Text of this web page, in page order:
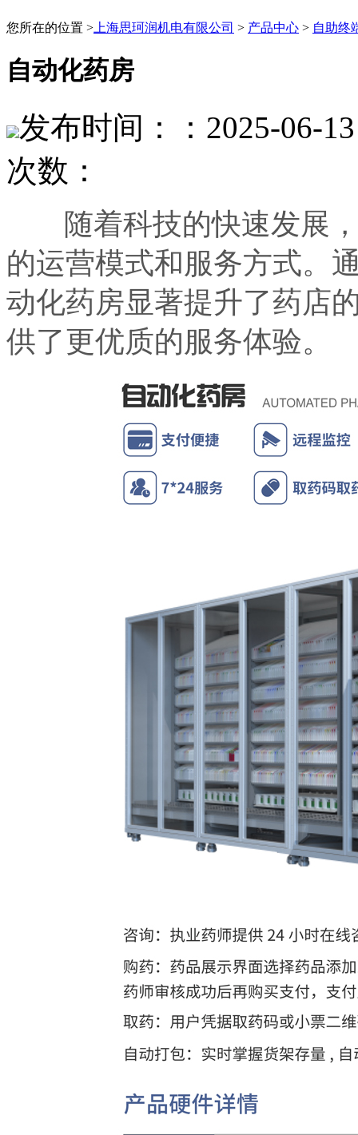
您所在的位置 > 上海思珂润机电有限公司 > 产品中心 > 自助终
自动化药房
发布时间：：2025-06-
次数：
随着科技的快速发展
的运营模式和服务方式。
动化药房显著提升了药店
供了更优质的服务体验。